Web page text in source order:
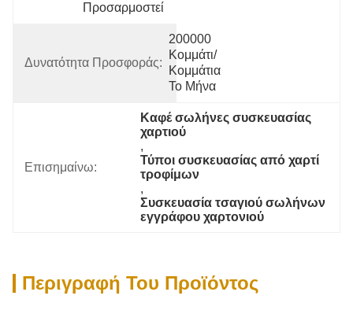
Προσαρμοστεί
Δυνατότητα Προσφοράς:
200000
Κομμάτι/
Κομμάτια
Το Μήνα
Επισημαίνω:
Καφέ σωλήνες συσκευασίας
χαρτιού
,
Τύποι συσκευασίας από χαρτί
τροφίμων
,
Συσκευασία τσαγιού σωλήνων
εγγράφου χαρτονιού
Περιγραφή Του Προϊόντος